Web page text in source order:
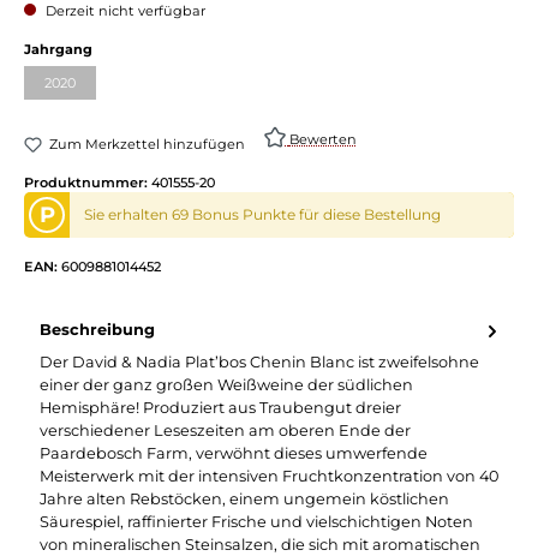
Derzeit nicht verfügbar
Jahrgang
2020
Zum Merkzettel hinzufügen Bewerten
Produktnummer: 401555-20
P Sie erhalten 69 Bonus Punkte für diese Bestellung
EAN: 6009881014452
Beschreibung
Der David & Nadia Plat’bos Chenin Blanc ist zweifelsohne
einer der ganz großen Weißweine der südlichen
Hemisphäre! Produziert aus Traubengut dreier
verschiedener Leseszeiten am oberen Ende der
Paardebosch Farm, verwöhnt dieses umwerfende
Meisterwerk mit der intensiven Fruchtkonzentration von 40
Jahre alten Rebstöcken, einem ungemein köstlichen
Säurespiel, raffinierter Frische und vielschichtigen Noten
von mineralischen Steinsalzen, die sich mit aromatischen